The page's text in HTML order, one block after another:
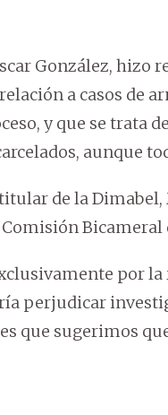
González, hizo
a casos de
y que se trata
aunque
de la
Bicameral
por
perjudicar
que sugerimos